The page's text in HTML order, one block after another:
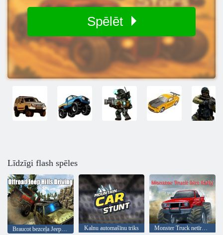
Spēlēt
Līdzīgi flash spēles
Braucot bezceļa Jeep Hills Kalnu automašīnu triks Monster Truck netīrumu rallijs